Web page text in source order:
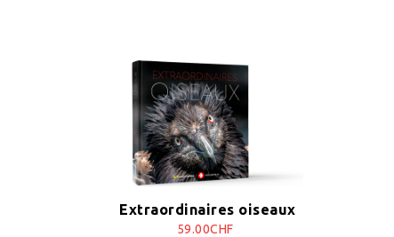
Extraordinaires oiseaux
59.00CHF